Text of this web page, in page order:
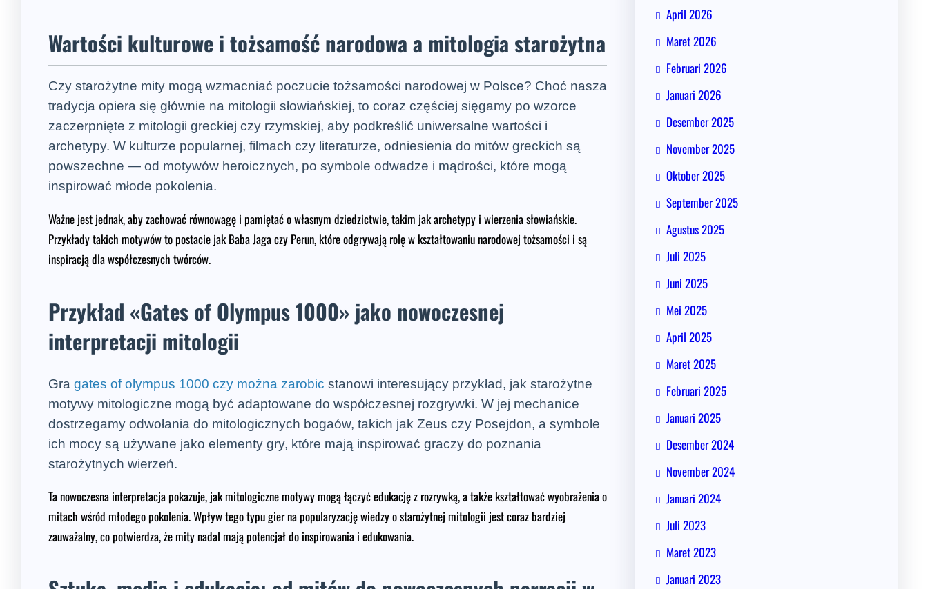
Wartości kulturowe i tożsamość narodowa a mitologia starożytna
Czy starożytne mity mogą wzmacniać poczucie tożsamości narodowej w Polsce? Choć nasza
tradycja opiera się głównie na mitologii słowiańskiej, to coraz częściej sięgamy po wzorce
zaczerpnięte z mitologii greckiej czy rzymskiej, aby podkreślić uniwersalne wartości i
archetypy. W kulturze popularnej, filmach czy literaturze, odniesienia do mitów greckich są
powszechne — od motywów heroicznych, po symbole odwadze i mądrości, które mogą
inspirować młode pokolenia.
Ważne jest jednak, aby zachować równowagę i pamiętać o własnym dziedzictwie, takim jak archetypy i wierzenia słowiańskie.
Przykłady takich motywów to postacie jak Baba Jaga czy Perun, które odgrywają rolę w kształtowaniu narodowej tożsamości i są
inspiracją dla współczesnych twórców.
Przykład «Gates of Olympus 1000» jako nowoczesnej
interpretacji mitologii
Gra gates of olympus 1000 czy można zarobic stanowi interesujący przykład, jak starożytne
motywy mitologiczne mogą być adaptowane do współczesnej rozgrywki. W jej mechanice
dostrzegamy odwołania do mitologicznych bogaów, takich jak Zeus czy Posejdon, a symbole
ich mocy są używane jako elementy gry, które mają inspirować graczy do poznania
starożytnych wierzeń.
Ta nowoczesna interpretacja pokazuje, jak mitologiczne motywy mogą łączyć edukację z rozrywką, a także kształtować wyobrażenia o
mitach wśród młodego pokolenia. Wpływ tego typu gier na popularyzację wiedzy o starożytnej mitologii jest coraz bardziej
zauważalny, co potwierdza, że mity nadal mają potencjał do inspirowania i edukowania.
April 2026
Maret 2026
Februari 2026
Januari 2026
Desember 2025
November 2025
Oktober 2025
September 2025
Agustus 2025
Juli 2025
Juni 2025
Mei 2025
April 2025
Maret 2025
Februari 2025
Januari 2025
Desember 2024
November 2024
Januari 2024
Juli 2023
Maret 2023
Januari 2023